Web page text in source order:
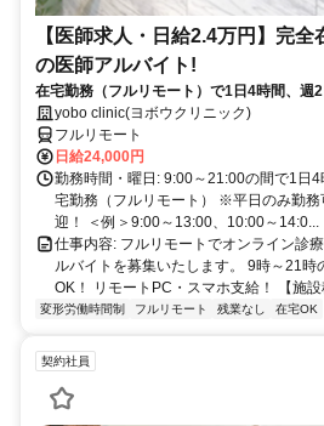
【医師求人・日給2.4万円】完
の医師アルバイト!
在宅勤務（フルリモート）で1日4時間、週
スマホ支給！
yobo clinic(ヨボウクリニック)
フルリモート
日給24,000円
勤務時間・曜日: 9:00～21:00の間で1日
宅勤務（フルリモート） ※平日のみ勤
迎！ ＜例＞9:00～13:00、10:00～14:0...
仕事内容: フルリモートでオンライン診
ルバイトを募集いたします。 9時～21時
OK！ リモートPC・スマホ支給！ 【施
変形労働時間制 フルリモート 残業なし 在宅OK
契約社員